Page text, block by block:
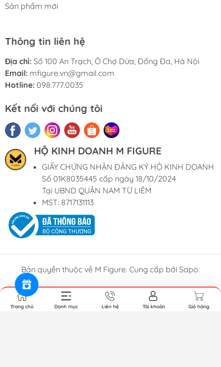
Sản phẩm mới
Thông tin liên hệ
Địa chỉ: Số 100 An Trạch, Ô Chợ Dừa, Đống Đa, Hà Nội
Email: mfigure.vn@gmail.com
Hotline: 098.777.0035
Kết nối với chúng tôi
HỘ KINH DOANH M FIGURE
GIẤY CHỨNG NHẬN ĐĂNG KÝ HỘ KINH DOANH
Số 01K8035445 cấp ngày 18/10/2024
Tại UBND QUẬN NAM TỪ LIÊM
MST: 8717131113
Bản quyền thuộc về M Figure. Cung cấp bởi Sapo.
Trang chủ Danh mục Liên hệ Tài khoản Giỏ hàng